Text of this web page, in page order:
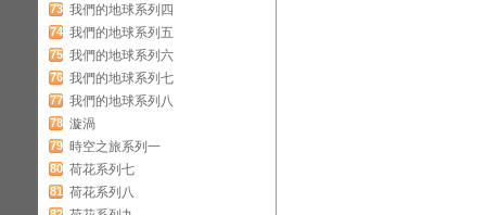
73 我們的地球系列四
74 我們的地球系列五
75 我們的地球系列六
76 我們的地球系列七
77 我們的地球系列八
78 漩渦
79 時空之旅系列一
80 荷花系列七
81 荷花系列八